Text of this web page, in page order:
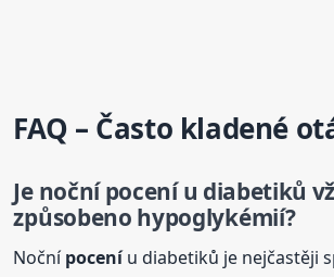
FAQ – Často kladené
Je nočnípoceníu diabetiků
způsobeno hypoglykémií?
Nočnípoceníu diabetiků je nejčastěji